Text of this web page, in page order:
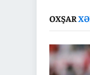
OXŞAR